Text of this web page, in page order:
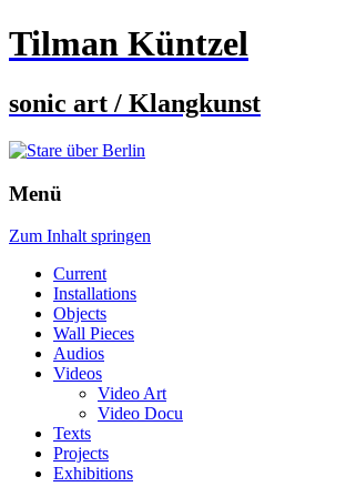
Tilman Küntzel
sonic art / Klangkunst
Menü
Zum Inhalt springen
Current
Installations
Objects
Wall Pieces
Audios
Videos
Video Art
Video Docu
Texts
Projects
Exhibitions